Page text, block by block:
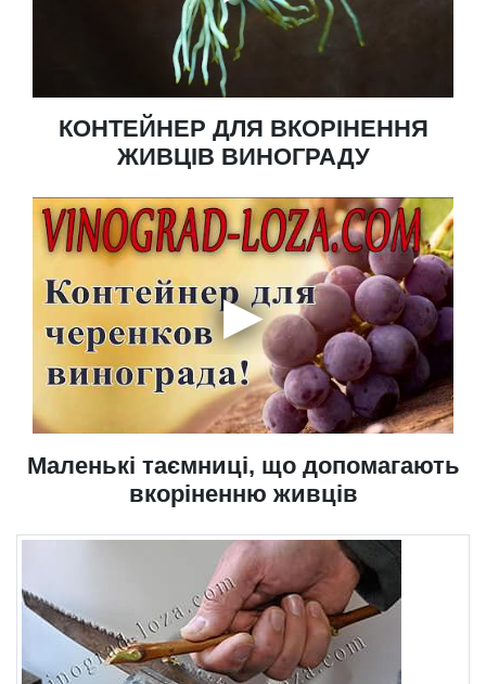
КОНТЕЙНЕР ДЛЯ ВКОРІНЕННЯ
ЖИВЦІВ ВИНОГРАДУ
Маленькі таємниці, що допомагають
вкоріненню живців